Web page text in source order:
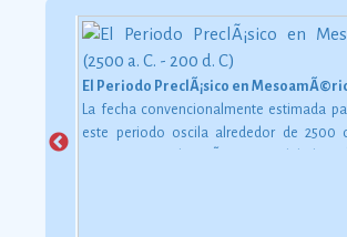
El Periodo PreclÃ¡sico en MesoamÃ©rica
La fecha convencionalmente estimada
este periodo oscila alrededor de 2500